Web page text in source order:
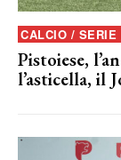
CALCIO / SERIE
Pistoiese,
l’asticella, il